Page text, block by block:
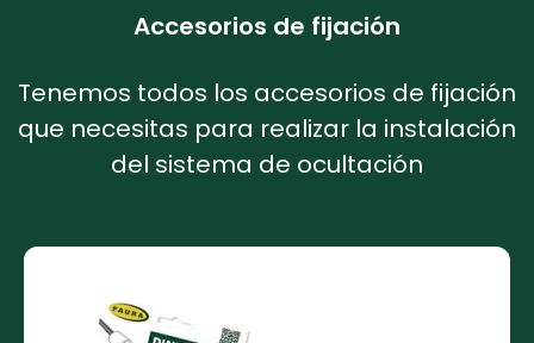
Accesorios de fijación
Tenemos todos los accesorios de fijación
que necesitas para realizar la instalación
del sistema de ocultación